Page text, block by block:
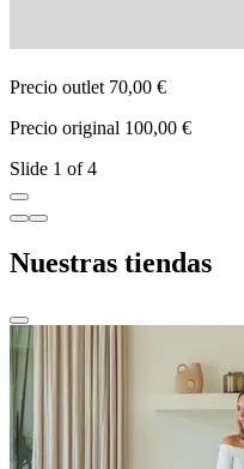
Precio outlet 70,00 €
Precio original 100,00 €
Slide 1 of 4
Nuestras tiendas